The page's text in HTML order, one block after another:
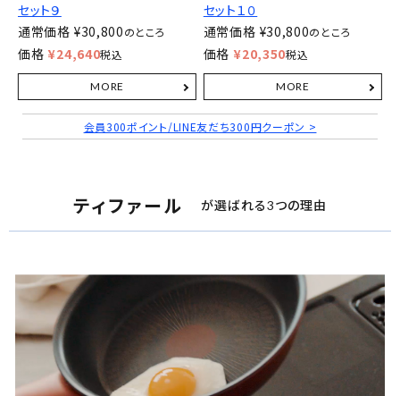
セット９
通常価格 ¥30,800のところ
価格 ¥24,640税込
セット１０
通常価格 ¥30,800のところ
価格 ¥20,350税込
会員300ポイント/LINE友だち300円クーポン >
ティファール が選ばれる3つの理由